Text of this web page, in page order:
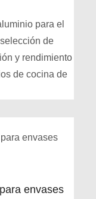
para el
de
y rendimiento
de cocina de
envases